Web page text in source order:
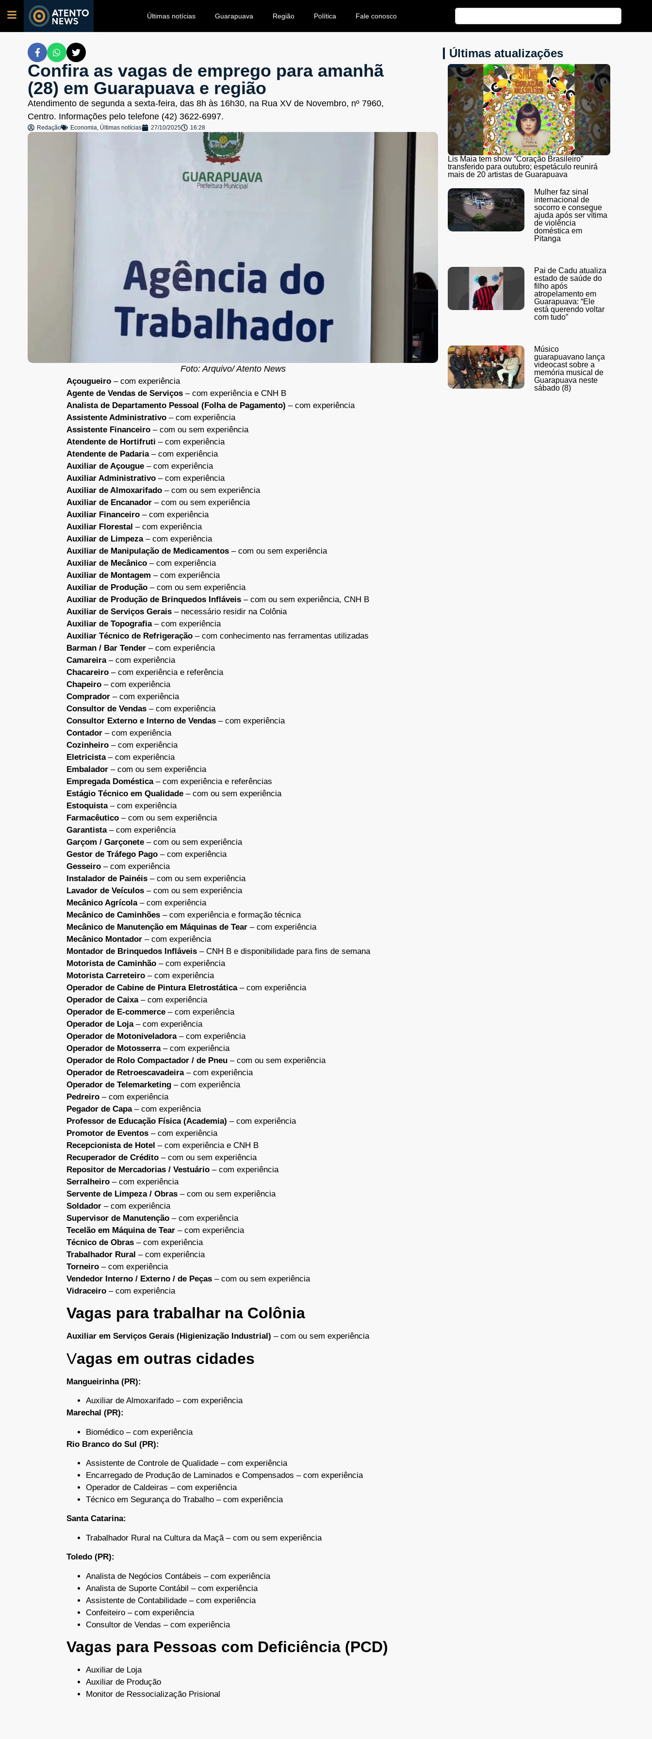
Últimas notícias Guarapuava Região Política Fale conosco
Confira as vagas de emprego para amanhã
(28) em Guarapuava e região
Atendimento de segunda a sexta-feira, das 8h às 16h30, na Rua XV de Novembro, nº 7960,
Centro. Informações pelo telefone (42) 3622-6997.
Redação Economia, Últimas notícias 27/10/2025 16:28
Foto: Arquivo/ Atento News
Açougueiro – com experiência
Agente de Vendas de Serviços – com experiência e CNH B
Analista de Departamento Pessoal (Folha de Pagamento) – com experiência
Assistente Administrativo – com experiência
Assistente Financeiro – com ou sem experiência
Atendente de Hortifruti – com experiência
Atendente de Padaria– com experiência
Auxiliar de Açougue – com experiência
Auxiliar Administrativo – com experiência
Auxiliar de Almoxarifado – com ou sem experiência
Auxiliar de Encanador – com ou sem experiência
Auxiliar Financeiro – com experiência
Auxiliar Florestal – com experiência
Auxiliar de Limpeza– com experiência
Auxiliar de Manipulação de Medicamentos – com ou sem experiência
Auxiliar de Mecânico – com experiência
Auxiliar de Montagem – com experiência
Auxiliar de Produção – com ou sem experiência
Auxiliar de Produção de Brinquedos Infláveis – com ou sem experiência, CNH B
Auxiliar de Serviços Gerais – necessário residir na Colônia
Auxiliar de Topografia– com experiência
Auxiliar Técnico de Refrigeração – com conhecimento nas ferramentas utilizadas
Barman / Bar Tender – com experiência
Camareira– com experiência
Chacareiro – com experiência e referência
Chapeiro – com experiência
Comprador – com experiência
Consultor de Vendas – com experiência
Consultor Externo e Interno de Vendas – com experiência
Contador – com experiência
Cozinheiro – com experiência
Eletricista– com experiência
Embalador – com ou sem experiência
Empregada Doméstica– com experiência e referências
Estágio Técnico em Qualidade – com ou sem experiência
Estoquista– com experiência
Farmacêutico – com ou sem experiência
Garantista– com experiência
Garçom / Garçonete – com ou sem experiência
Gestor de Tráfego Pago – com experiência
Gesseiro – com experiência
Instalador de Painéis – com ou sem experiência
Lavador de Veículos – com ou sem experiência
Mecânico Agrícola– com experiência
Mecânico de Caminhões – com experiência e formação técnica
Mecânico de Manutenção em Máquinas de Tear – com experiência
Mecânico Montador – com experiência
Montador de Brinquedos Infláveis – CNH B e disponibilidade para fins de semana
Motorista de Caminhão – com experiência
Motorista Carreteiro – com experiência
Operador de Cabine de Pintura Eletrostática– com experiência
Operador de Caixa– com experiência
Operador de E-commerce – com experiência
Operador de Loja– com experiência
Operador de Motoniveladora– com experiência
Operador de Motosserra– com experiência
Operador de Rolo Compactador / de Pneu – com ou sem experiência
Operador de Retroescavadeira– com experiência
Operador de Telemarketing – com experiência
Pedreiro – com experiência
Pegador de Capa– com experiência
Professor de Educação Física (Academia) – com experiência
Promotor de Eventos – com experiência
Recepcionista de Hotel – com experiência e CNH B
Recuperador de Crédito – com ou sem experiência
Repositor de Mercadorias / Vestuário – com experiência
Serralheiro – com experiência
Servente de Limpeza / Obras – com ou sem experiência
Soldador – com experiência
Supervisor de Manutenção – com experiência
Tecelão em Máquina de Tear – com experiência
Técnico de Obras – com experiência
Trabalhador Rural – com experiência
Torneiro – com experiência
Vendedor Interno / Externo / de Peças – com ou sem experiência
Vidraceiro – com experiência
Vagas para trabalhar na Colônia
Auxiliar em Serviços Gerais (Higienização Industrial) – com ou sem experiência
Vagas em outras cidades
Mangueirinha (PR):
Auxiliar de Almoxarifado – com experiência
Marechal (PR):
Biomédico – com experiência
Rio Branco do Sul (PR):
Assistente de Controle de Qualidade – com experiência
Encarregado de Produção de Laminados e Compensados – com experiência
Operador de Caldeiras – com experiência
Técnico em Segurança do Trabalho – com experiência
Santa Catarina:
Trabalhador Rural na Cultura da Maçã – com ou sem experiência
Toledo (PR):
Analista de Negócios Contábeis – com experiência
Analista de Suporte Contábil – com experiência
Assistente de Contabilidade – com experiência
Confeiteiro – com experiência
Consultor de Vendas – com experiência
Vagas para Pessoas com Deficiência (PCD)
Auxiliar de Loja
Auxiliar de Produção
Monitor de Ressocialização Prisional
Últimas atualizações
Lis Maia tem show “Coração Brasileiro”
transferido para outubro; espetáculo reunirá
mais de 20 artistas de Guarapuava
Mulher faz sinal
internacional de
socorro e consegue
ajuda após ser vítima
de violência
doméstica em
Pitanga
Pai de Cadu atualiza
estado de saúde do
filho após
atropelamento em
Guarapuava: “Ele
está querendo voltar
com tudo”
Músico
guarapuavano lança
videocast sobre a
memória musical de
Guarapuava neste
sábado (8)